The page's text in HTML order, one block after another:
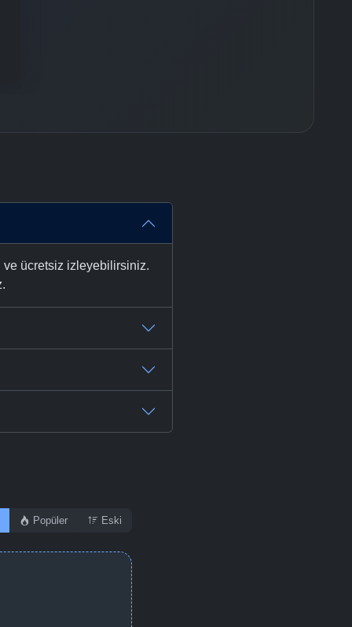
ve ücretsiz izleyebilirsiniz.
Popüler Eski